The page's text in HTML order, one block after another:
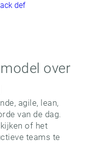
def
over
agile, lean,
van de dag.
of het
teams te